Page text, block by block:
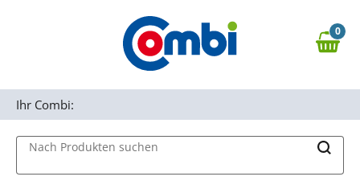
Zur Navigation springen
0,00 €
0
Nach Produkten suchen
Ihr Combi: